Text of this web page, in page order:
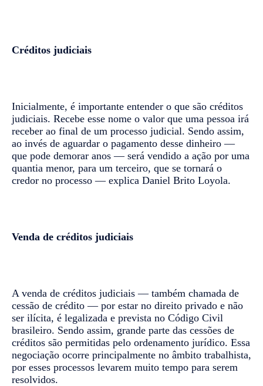
Créditos judiciais
Inicialmente, é importante entender o que são créditos
judiciais. Recebe esse nome o valor que uma pessoa irá
receber ao final de um processo judicial. Sendo assim,
ao invés de aguardar o pagamento desse dinheiro —
que pode demorar anos — será vendido a ação por uma
quantia menor, para um terceiro, que se tornará o
credor no processo — explica Daniel Brito Loyola.
Venda de créditos judiciais
A venda de créditos judiciais — também chamada de
cessão de crédito — por estar no direito privado e não
ser ilícita, é legalizada e prevista no Código Civil
brasileiro. Sendo assim, grande parte das cessões de
créditos são permitidas pelo ordenamento jurídico. Essa
negociação ocorre principalmente no âmbito trabalhista,
por esses processos levarem muito tempo para serem
resolvidos.